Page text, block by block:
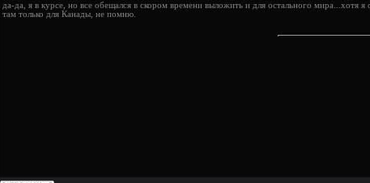
да-да, я в курсе, но все обещался в скором времени выложить и для остального
там только для Канады, не помню.